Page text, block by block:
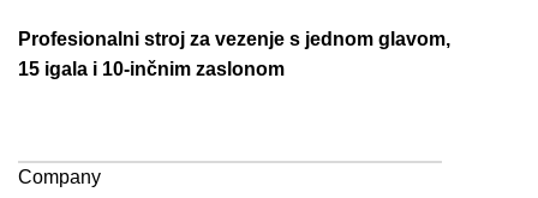
Profesionalni stroj za vezenje s jednom glavom,
15 igala i 10-inčnim zaslonom
Company